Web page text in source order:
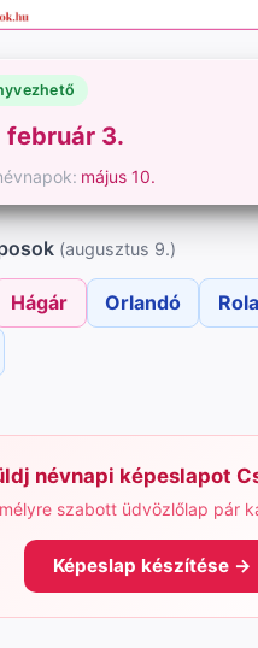
február 3.
május 10.
(augusztus 9.)
Hágár Orlandó
névnapi képeslapot
szabott üdvözlőlap pár
Képeslap készítése →